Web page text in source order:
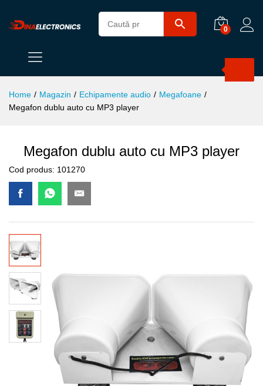
0
Home / Magazin / Echipamente audio / Megafoane /
Megafon dublu auto cu MP3 player
Megafon dublu auto cu MP3 player
Cod produs: 101270